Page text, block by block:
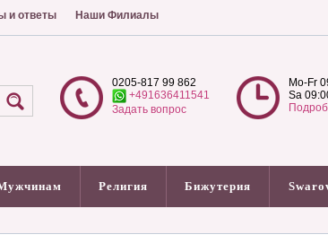
и ответы Наши Филиалы
0205-817 99 862
+491636411541
Задать вопрос
Mo-Fr
Sa
Религия Бижутерия